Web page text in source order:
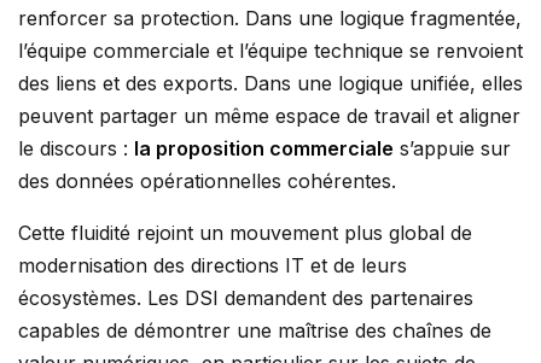
renforcer sa protection. Dans une logique fragmentée,
l’équipe commerciale et l’équipe technique se renvoient
des liens et des exports. Dans une logique unifiée, elles
peuvent partager un même espace de travail et aligner
le discours : la proposition commerciale s’appuie sur
des données opérationnelles cohérentes.
Cette fluidité rejoint un mouvement plus global de
modernisation des directions IT et de leurs
écosystèmes. Les DSI demandent des partenaires
capables de démontrer une maîtrise des chaînes de